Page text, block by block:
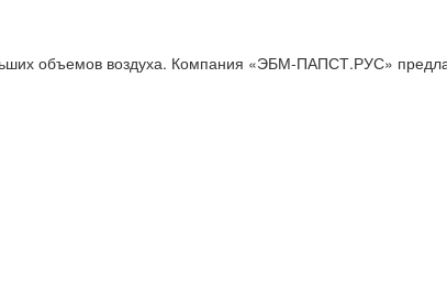
объемов воздуха. Компания «ЭБМ-ПАПСТ.РУС»